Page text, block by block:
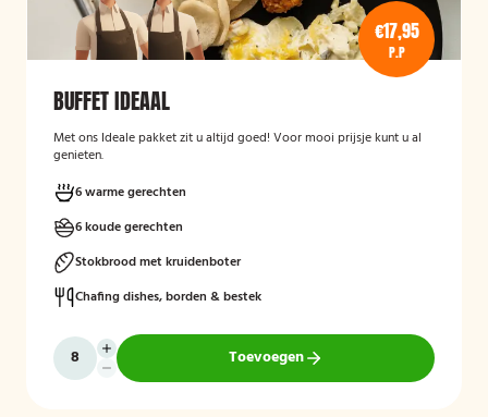
€17,95
P.P
BUFFET IDEAAL
Met ons Ideale pakket zit u altijd goed! Voor mooi prijsje kunt u al
genieten.
6 warme gerechten
6 koude gerechten
Stokbrood met kruidenboter
Chafing dishes, borden & bestek
Toevoegen